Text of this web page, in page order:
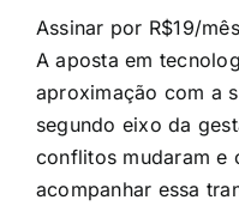
Assinar por R$19/mês
A aposta em
aproximação com a
segundo eixo da
conflitos mudaram e
acompanhar essa